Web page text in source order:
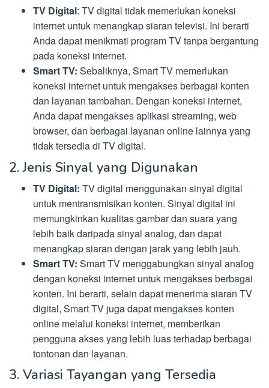
TV Digital: TV digital tidak memerlukan koneksi
internet untuk menangkap siaran televisi. Ini berarti
Anda dapat menikmati program TV tanpa bergantung
pada koneksi internet.
Smart TV: Sebaliknya, Smart TV memerlukan
koneksi internet untuk mengakses berbagai konten
dan layanan tambahan. Dengan koneksi internet,
Anda dapat mengakses aplikasi streaming, web
browser, dan berbagai layanan online lainnya yang
tidak tersedia di TV digital.
2. Jenis Sinyal yang Digunakan
TV Digital: TV digital menggunakan sinyal digital
untuk mentransmisikan konten. Sinyal digital ini
memungkinkan kualitas gambar dan suara yang
lebih baik daripada sinyal analog, dan dapat
menangkap siaran dengan jarak yang lebih jauh.
Smart TV: Smart TV menggabungkan sinyal analog
dengan koneksi internet untuk mengakses berbagai
konten. Ini berarti, selain dapat menerima siaran TV
digital, Smart TV juga dapat mengakses konten
online melalui koneksi internet, memberikan
pengguna akses yang lebih luas terhadap berbagai
tontonan dan layanan.
3. Variasi Tayangan yang Tersedia